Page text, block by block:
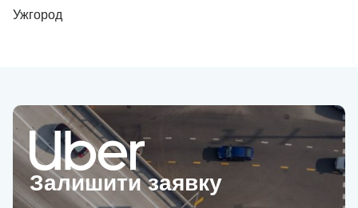
Ужгород
Залишити заявку